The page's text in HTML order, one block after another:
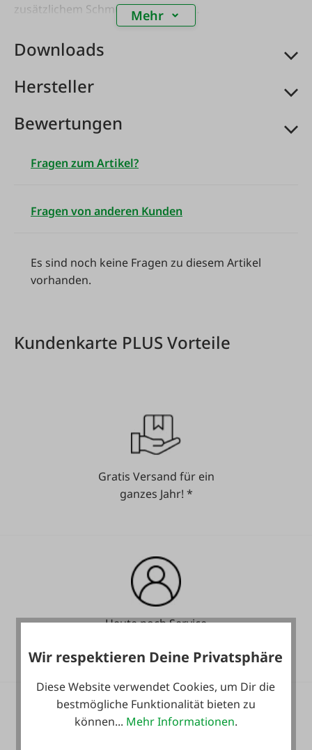
zusätzlichem Schmutzschutz. Alle
TRENDEX®SENSOSOL Brillen sind hochmodisch und
geeignet für alle Süß- und Salzwasseraktivitäten.
Mehr
Downloads
Hersteller
Bewertungen
Fragen zum Artikel?
Fragen von anderen Kunden
Es sind noch keine Fragen zu diesem Artikel
vorhanden.
Kundenkarte PLUS Vorteile
Gratis Versand für ein
ganzes Jahr! *
Heute noch Service
Wir respektieren Deine Privatsphäre
Diese Website verwendet Cookies, um Dir die
bestmögliche Funktionalität bieten zu
können... Mehr Informationen.